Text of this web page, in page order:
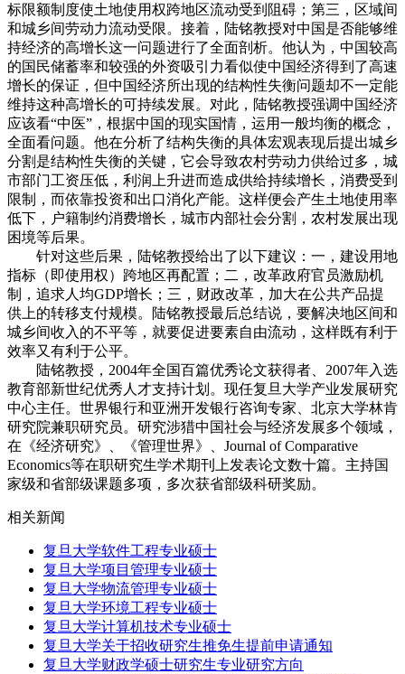
标限额制度使土地使用权跨地区流动受到阻碍；第三，区域间
和城乡间劳动力流动受限。接着，陆铭教授对中国是否能够维
持经济的高增长这一问题进行了全面剖析。他认为，中国较高
的国民储蓄率和较强的外资吸引力看似使中国经济得到了高速
增长的保证，但中国经济所出现的结构性失衡问题却不一定能
维持这种高增长的可持续发展。对此，陆铭教授强调中国经济
应该看“中医”，根据中国的现实国情，运用一般均衡的概念，
全面看问题。他在分析了结构失衡的具体宏观表现后提出城乡
分割是结构性失衡的关键，它会导致农村劳动力供给过多，城
市部门工资压低，利润上升进而造成供给持续增长，消费受到
限制，而依靠投资和出口消化产能。这样便会产生土地使用率
低下，户籍制约消费增长，城市内部社会分割，农村发展出现
困境等后果。
针对这些后果，陆铭教授给出了以下建议：一，建设用地
指标（即使用权）跨地区再配置；二，改革政府官员激励机
制，追求人均GDP增长；三，财政改革，加大在公共产品提
供上的转移支付规模。陆铭教授最后总结说，要解决地区间和
城乡间收入的不平等，就要促进要素自由流动，这样既有利于
效率又有利于公平。
陆铭教授，2004年全国百篇优秀论文获得者、2007年入选
教育部新世纪优秀人才支持计划。现任复旦大学产业发展研究
中心主任。世界银行和亚洲开发银行咨询专家、北京大学林肯
研究院兼职研究员。研究涉猎中国社会与经济发展多个领域，
在《经济研究》、《管理世界》、Journal of Comparative
Economics等在职研究生学术期刊上发表论文数十篇。主持国
家级和省部级课题多项，多次获省部级科研奖励。
相关新闻
复旦大学软件工程专业硕士
复旦大学项目管理专业硕士
复旦大学物流管理专业硕士
复旦大学环境工程专业硕士
复旦大学计算机技术专业硕士
复旦大学关于招收研究生推免生提前申请通知
复旦大学财政学硕士研究生专业研究方向